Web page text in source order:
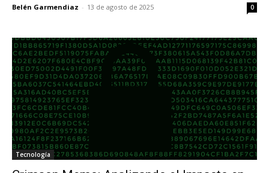
Belén Garmendiaz - 13 de agosto de 2025 0
Tecnología